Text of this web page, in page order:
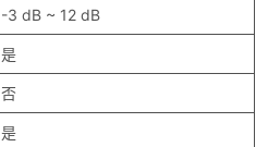
-3 dB ~ 12 dB
是
否
是